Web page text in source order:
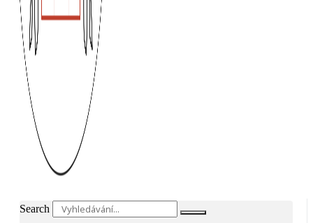
Search